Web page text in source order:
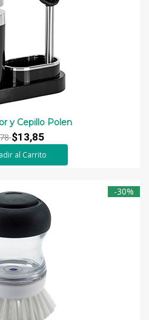
y Cepillo Polen
$13,85
al Carrito
-30%